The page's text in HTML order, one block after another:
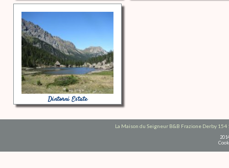
Dintorni Estate
La Maison du Seigneur B&B Frazione Derby